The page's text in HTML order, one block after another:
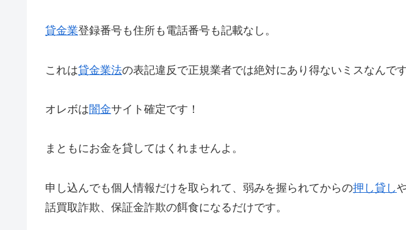
貸金業登録番号も住所も電話番号も記載なし。
これは貸金業法の表記違反で正規業者では絶対にあり得ないミスなんです
オレボは闇金サイト確定です！
まともにお金を貸してはくれませんよ。
申し込んでも個人情報だけを取られて、弱みを握られてからの押し貸し
話買取詐欺、保証金詐欺の餌食になるだけです。